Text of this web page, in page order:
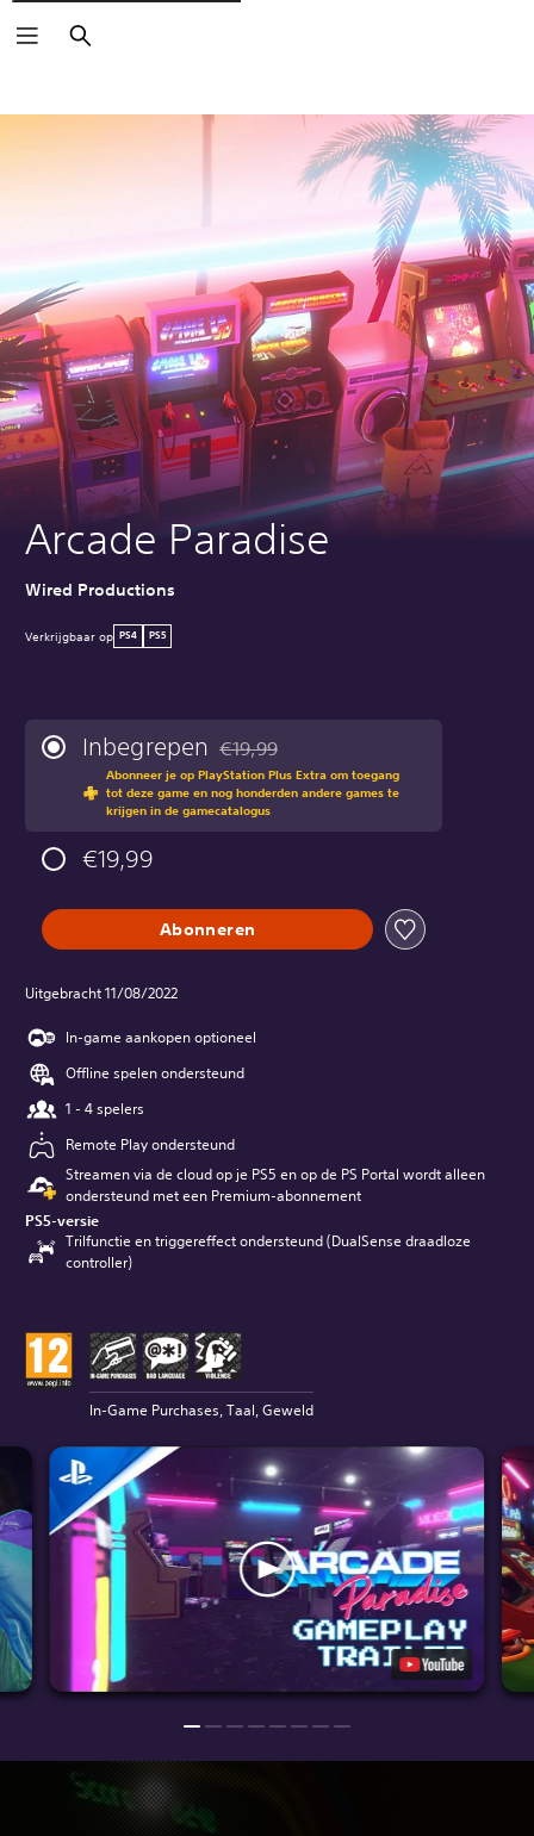
Zoeken
Arcade Paradise
Wired Productions
Verkrijgbaar op PS4 PS5
Inbegrepen Korting ten opzichte van de
€19,99
Abonneer je op PlayStation Plus Extra om toegang
tot deze game en nog honderden andere games te
krijgen in de gamecatalogus
€19,99
Abonneren
Uitgebracht 11/08/2022
In-game aankopen optioneel
Offline spelen ondersteund
1 - 4 spelers
Remote Play ondersteund
Streamen via de cloud op je PS5 en op de PS Portal wordt alleen
ondersteund met een Premium-abonnement
PS5-versie
Trilfunctie en triggereffect ondersteund (DualSense draadloze
controller)
In-Game Purchases, Taal, Geweld